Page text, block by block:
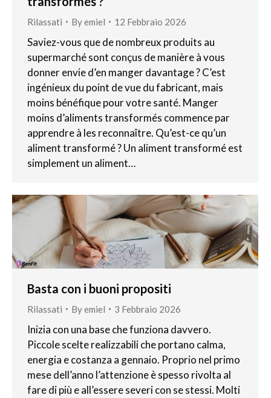
Rilassati Byemiel 12 Febbraio 2026
Saviez-vous que de nombreux produits au
supermarché sont conçus de manière à vous
donner envie d’en manger davantage ? C’est
ingénieux du point de vue du fabricant, mais
moins bénéfique pour votre santé. Manger
moins d’aliments transformés commence par
apprendre à les reconnaître. Qu’est-ce qu’un
aliment transformé ? Un aliment transformé est
simplement un aliment…
Basta con i buoni propositi
Rilassati Byemiel 3 Febbraio 2026
Inizia con una base che funziona davvero.
Piccole scelte realizzabili che portano calma,
energia e costanza a gennaio. Proprio nel primo
mese dell’anno l’attenzione è spesso rivolta al
fare di più e all’essere severi con se stessi. Molti